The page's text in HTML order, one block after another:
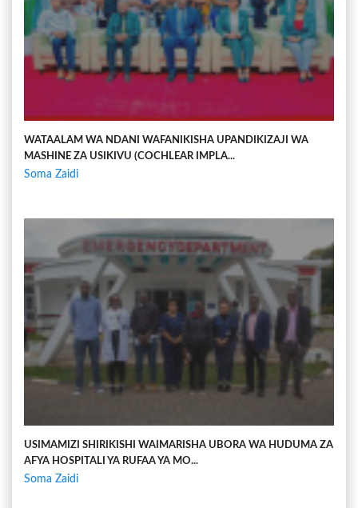
WATAALAM WA NDANI WAFANIKISHA UPANDIKIZAJI WA
MASHINE ZA USIKIVU (COCHLEAR IMPLA...
Soma Zaidi
USIMAMIZI SHIRIKISHI WAIMARISHA UBORA WA HUDUMA ZA
AFYA HOSPITALI YA RUFAA YA MO...
Soma Zaidi